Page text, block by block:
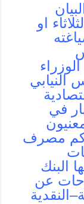
او
النيابي
في
مصرف
البنك
عن